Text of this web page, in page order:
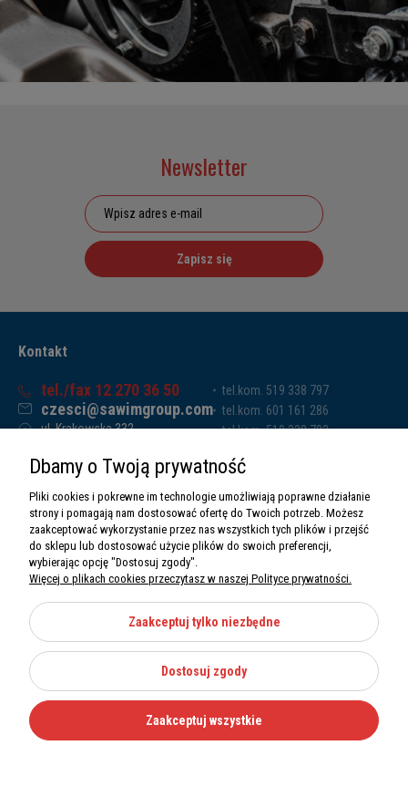
Newsletter
Zapisz się
Kontakt
tel./fax 12 270 36 50
czesci@sawimgroup.com
ul. Krakowska 332,
Sawim Group Mariusz Zdyb sp. k.
NIP: 5130284470
REGON: 5246591010
tel.kom. 519 338 797
tel.kom. 601 161 286
tel.kom. 519 338 793
O nas
Informacje
Moje konto
Kategorie
Dbamy o Twoją prywatność
Pliki cookies i pokrewne im technologie umożliwiają poprawne działanie
strony i pomagają nam dostosować ofertę do Twoich potrzeb. Możesz
zaakceptować wykorzystanie przez nas wszystkich tych plików i przejść
do sklepu lub dostosować użycie plików do swoich preferencji,
wybierając opcję "Dostosuj zgody".
Więcej o plikach cookies przeczytasz w naszej Polityce prywatności.
Zaakceptuj tylko niezbędne
Dostosuj zgody
Zaakceptuj wszystkie